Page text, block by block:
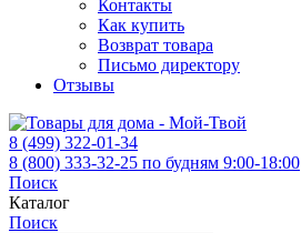
Контакты
Как купить
Возврат товара
Письмо директору
Отзывы
8 (499) 322-01-34
8 (800) 333-32-25 по будням 9:00-18:00
Поиск
Каталог
Поиск